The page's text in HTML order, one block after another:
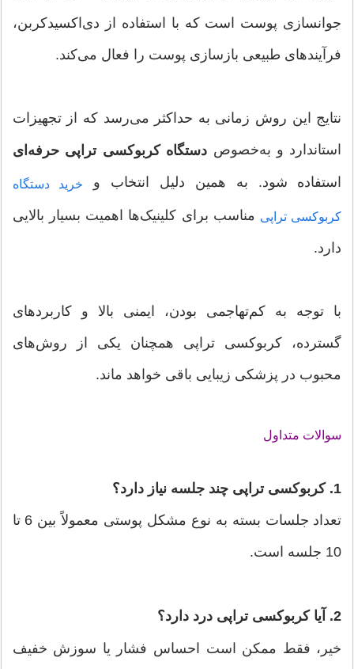
جوانسازی پوست است که با استفاده از دی‌اکسیدکربن،
فرآیندهای طبیعی بازسازی پوست را فعال می‌کند.
نتایج این روش زمانی به حداکثر می‌رسد که از تجهیزات
استاندارد و به‌خصوص دستگاه کربوکسی تراپی حرفه‌ای
استفاده شود. به همین دلیل انتخاب و
خرید دستگاه
کربوکسی تراپی مناسب برای کلینیک‌ها اهمیت بسیار بالایی
دارد.
با توجه به کم‌تهاجمی بودن، ایمنی بالا و کاربردهای
گسترده، کربوکسی تراپی همچنان یکی از روش‌های
محبوب در پزشکی زیبایی باقی خواهد ماند.
سوالات متداول
1. کربوکسی تراپی چند جلسه نیاز دارد؟
تعداد جلسات بسته به نوع مشکل پوستی معمولاً بین 6 تا
10 جلسه است.
2. آیا کربوکسی تراپی درد دارد؟
خیر، فقط ممکن است احساس فشار یا سوزش خفیف